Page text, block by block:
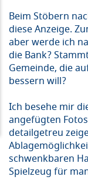
Beim Stöbern
diese Anzeige.
aber werde ich
die Bank?
Gemeinde, die
bessern will?
Ich besehe mir
angefügten
detailgetreu
schwenkbaren
Spielzeug für